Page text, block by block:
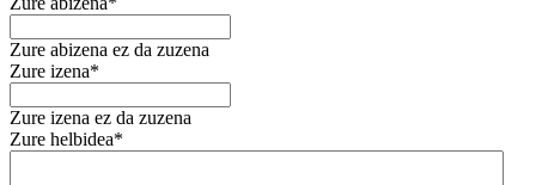
Zure abizena ez da zuzena
Zure izena*
Zure izena ez da zuzena
Zure helbidea*